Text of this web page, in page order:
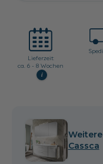
Lieferzeit:
ca. 6 - 8 Wochen
i
Cassca